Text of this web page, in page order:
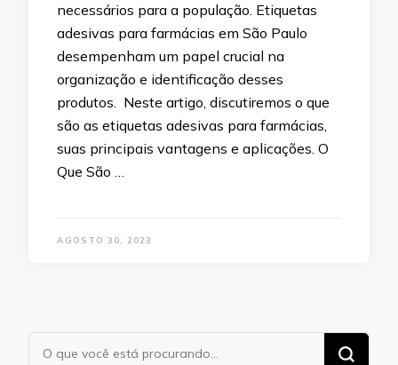
necessários para a população. Etiquetas
adesivas para farmácias em São Paulo
desempenham um papel crucial na
organização e identificação desses
produtos. Neste artigo, discutiremos o que
são as etiquetas adesivas para farmácias,
suas principais vantagens e aplicações. O
Que São …
AGOSTO 30, 2023
Procurando